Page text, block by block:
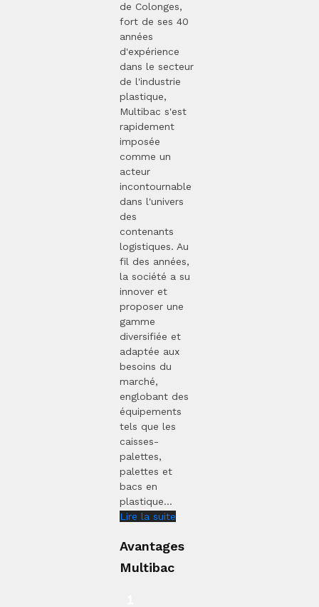
de Colonges,
fort de ses 40
années
d'expérience
dans le secteur
de l'industrie
plastique,
Multibac s'est
rapidement
imposée
comme un
acteur
incontournable
dans l'univers
des
contenants
logistiques. Au
fil des années,
la société a su
innover et
proposer une
gamme
diversifiée et
adaptée aux
besoins du
marché,
englobant des
équipements
tels que les
caisses-
palettes,
palettes et
bacs en
plastique...
Lire la suite
Avantages
Multibac